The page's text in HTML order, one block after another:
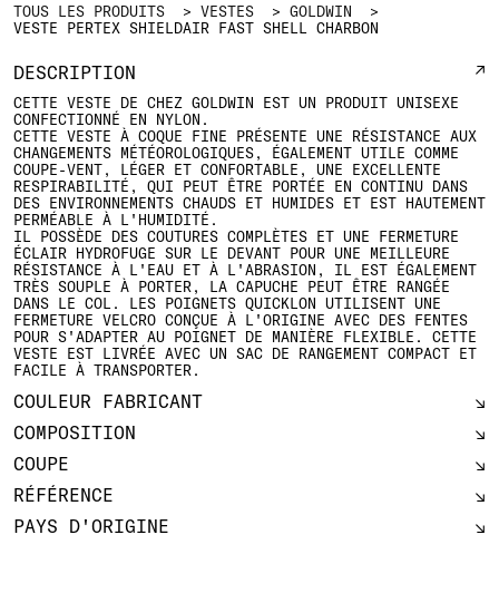
TOUS LES PRODUITS VESTES
GOLDWIN
VESTE PERTEX SHIELDAIR FAST SHELL CHARBON
DESCRIPTION
CETTE VESTE DE CHEZ GOLDWIN EST UN PRODUIT UNISEXE
CONFECTIONNÉ EN NYLON.
CETTE VESTE À COQUE FINE PRÉSENTE UNE RÉSISTANCE AUX
CHANGEMENTS MÉTÉOROLOGIQUES, ÉGALEMENT UTILE COMME
COUPE-VENT, LÉGER ET CONFORTABLE, UNE EXCELLENTE
RESPIRABILITÉ, QUI PEUT ÊTRE PORTÉE EN CONTINU DANS
DES ENVIRONNEMENTS CHAUDS ET HUMIDES ET EST HAUTEMENT
PERMÉABLE À L'HUMIDITÉ.
IL POSSÈDE DES COUTURES COMPLÈTES ET UNE FERMETURE
ÉCLAIR HYDROFUGE SUR LE DEVANT POUR UNE MEILLEURE
RÉSISTANCE À L'EAU ET À L'ABRASION, IL EST ÉGALEMENT
TRÈS SOUPLE À PORTER, LA CAPUCHE PEUT ÊTRE RANGÉE
DANS LE COL. LES POIGNETS QUICKLON UTILISENT UNE
FERMETURE VELCRO CONÇUE À L'ORIGINE AVEC DES FENTES
POUR S'ADAPTER AU POIGNET DE MANIÈRE FLEXIBLE. CETTE
VESTE EST LIVRÉE AVEC UN SAC DE RANGEMENT COMPACT ET
FACILE À TRANSPORTER.
COULEUR FABRICANT
COMPOSITION
COUPE
RÉFÉRENCE
PAYS D'ORIGINE